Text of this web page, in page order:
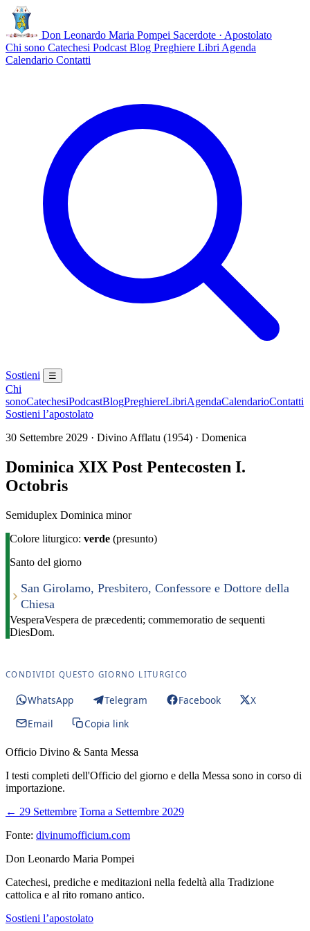
Don Leonardo Maria Pompei Sacerdote · Apostolato
Chi sono Catechesi Podcast Blog Preghiere Libri Agenda
Calendario Contatti
Sostieni ☰
Chi
sonoCatechesiPodcastBlogPreghiereLibriAgendaCalendarioContatti
Sostieni l’apostolato
30 Settembre 2029 · Divino Afflatu (1954) · Domenica
Dominica XIX Post Pentecosten I.
Octobris
Semiduplex Dominica minor
Colore liturgico: verde (presunto)
Santo del giorno
San Girolamo, Presbitero, Confessore e Dottore della
Chiesa
VesperaVespera de præcedenti; commemoratio de sequenti
DiesDom.
CONDIVIDI QUESTO GIORNO LITURGICO
WhatsApp Telegram Facebook
X
Email
Copia link
Officio Divino & Santa Messa
I testi completi dell'Officio del giorno e della Messa sono in corso di
importazione.
← 29 Settembre Torna a Settembre 2029
Fonte: divinumofficium.com
Don Leonardo Maria Pompei
Catechesi, prediche e meditazioni nella fedeltà alla Tradizione
cattolica e al rito romano antico.
Sostieni l’apostolato